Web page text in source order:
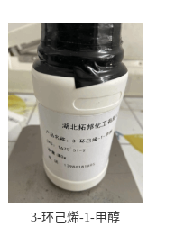
3-环己烯-1-甲醇